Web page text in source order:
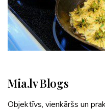
Mia.lv Blogs
Objektīvs, vienkāršs un